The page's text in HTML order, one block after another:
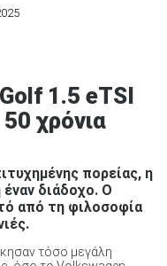
1.5 eTSI
χρόνια
πορείας, η
διάδοχο. Ο
από τη φιλοσοφία
τόσο μεγάλη